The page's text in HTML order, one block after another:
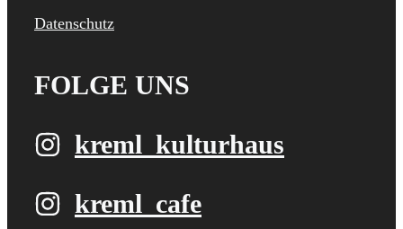
Datenschutz
FOLGE UNS
kreml_kulturhaus
kreml_cafe